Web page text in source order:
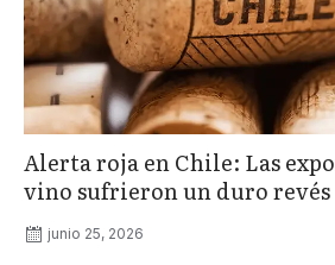
Alerta roja en Chile: Las
vino sufrieron un duro revés
junio 25, 2026